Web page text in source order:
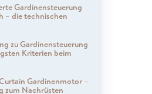
Gardinensteuerung
– die technischen
zu Gardinensteuerung
Kriterien beim
Gardinenmotor –
zum Nachrüsten